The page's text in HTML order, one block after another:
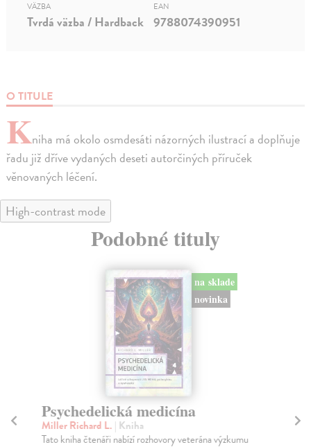
O TITULE
Kniha má okolo osmdesáti názorných ilustrací a doplňuje
řadu již dříve vydaných deseti autorčiných příruček
věnovaných léčení.
VÄZBA
Tvrdá väzba / Hardback
EAN
9788074390951
High-contrast mode
Podobné tituly
na sklade
novinka
Psychedelická medicína
Miller Richard L. | Kniha
Tato kniha čtenáři nabízí rozhovory veterána výzkumu